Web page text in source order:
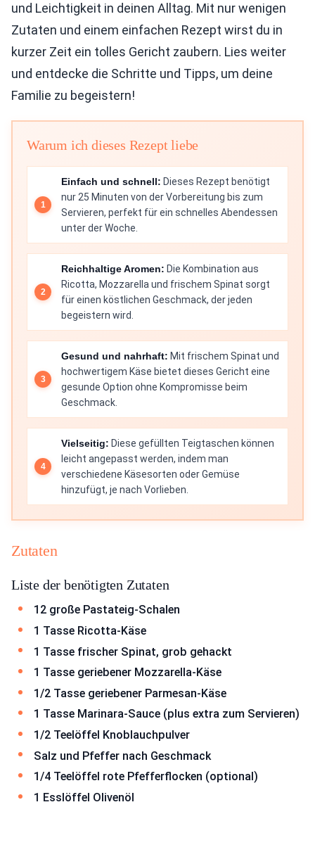
und Leichtigkeit in deinen Alltag. Mit nur wenigen
Zutaten und einem einfachen Rezept wirst du in
kurzer Zeit ein tolles Gericht zaubern. Lies weiter
und entdecke die Schritte und Tipps, um deine
Familie zu begeistern!
Warum ich dieses Rezept liebe
Einfach und schnell: Dieses Rezept benötigt
nur 25 Minuten von der Vorbereitung bis zum
Servieren, perfekt für ein schnelles Abendessen
unter der Woche.
Reichhaltige Aromen: Die Kombination aus
Ricotta, Mozzarella und frischem Spinat sorgt
für einen köstlichen Geschmack, der jeden
begeistern wird.
Gesund und nahrhaft: Mit frischem Spinat und
hochwertigem Käse bietet dieses Gericht eine
gesunde Option ohne Kompromisse beim
Geschmack.
Vielseitig: Diese gefüllten Teigtaschen können
leicht angepasst werden, indem man
verschiedene Käsesorten oder Gemüse
hinzufügt, je nach Vorlieben.
Zutaten
Liste der benötigten Zutaten
12 große Pastateig-Schalen
1 Tasse Ricotta-Käse
1 Tasse frischer Spinat, grob gehackt
1 Tasse geriebener Mozzarella-Käse
1/2 Tasse geriebener Parmesan-Käse
1 Tasse Marinara-Sauce (plus extra zum Servieren)
1/2 Teelöffel Knoblauchpulver
Salz und Pfeffer nach Geschmack
1/4 Teelöffel rote Pfefferflocken (optional)
1 Esslöffel Olivenöl